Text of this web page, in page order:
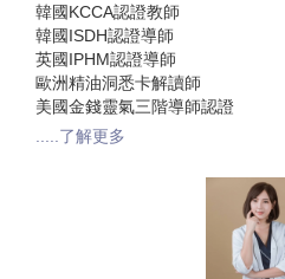
韓國KCCA認證教師
韓國ISDH認證導師
英國IPHM認證導師
歐洲精油洞悉卡解讀師
美國金錢靈氣三階導師認證
.....了解更多